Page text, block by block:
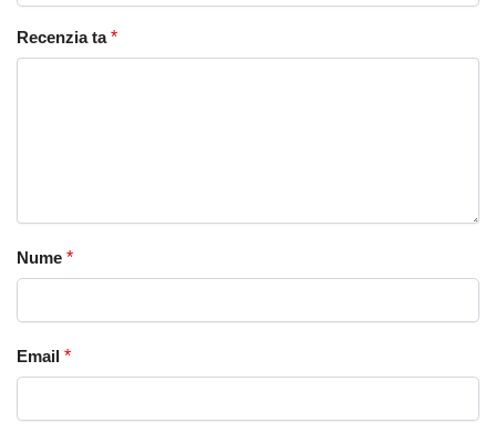
Recenzia ta*
Nume *
Email *